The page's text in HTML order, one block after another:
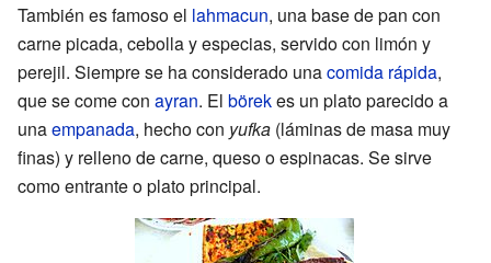
También es famoso el lahmacun, una base de pan con
carne picada, cebolla y especias, servido con limón y
perejil. Siempre se ha considerado unacomida rápida,
que se come con ayran. El börekes un plato parecido a
unaempanada, hecho con yufka (láminas de masa muy
finas) y relleno de carne, queso o espinacas. Se sirve
como entrante o plato principal.